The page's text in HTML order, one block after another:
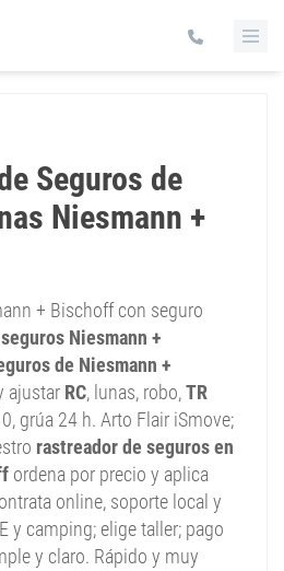
Seguros de
Niesmann +
+ Bischoff con seguro
Niesmann +
de Niesmann +
ajustar RC, lunas, robo,TR
grúa 24 h. Arto Flair iSmove;
rastreador de seguros en
ordena por precio y aplica
online, soporte local y
y camping; elige taller; pago
y claro. Rápido y muy